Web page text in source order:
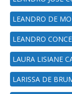
LEANDRO DE
LEANDRO
LAURA LISIANE
LARISSA DE